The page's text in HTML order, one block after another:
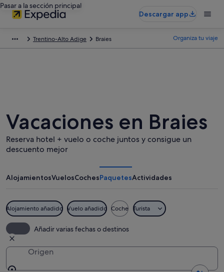
Pasar a la sección principal
Descargar app
Trentino-Alto Adige Braies Organiza tu viaje
Vacaciones en Braies
Reserva hotel + vuelo o coche juntos y consigue un
descuento mejor
AlojamientosVuelosCochesPaquetesActividades
Alojamiento añadido Vuelo añadido Coche Turista
Añadir varias fechas o destinos
Origen